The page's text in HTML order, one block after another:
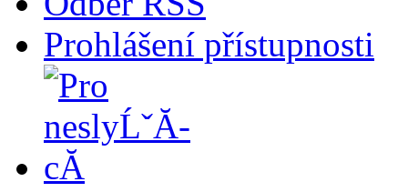
Prohlášení přístupnosti